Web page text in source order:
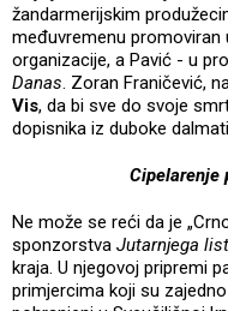
žandarmerijskim
međuvremenu promoviran
organizacije, a Pavić - u
Danas. Zoran Franičević,
Vis, da bi sve do svoje
dopisnika iz duboke
Cipelarenje
Ne može se reći da je
sponzorstva Jutarnjega
kraja. U njegovoj pripremi
primjercima koji su